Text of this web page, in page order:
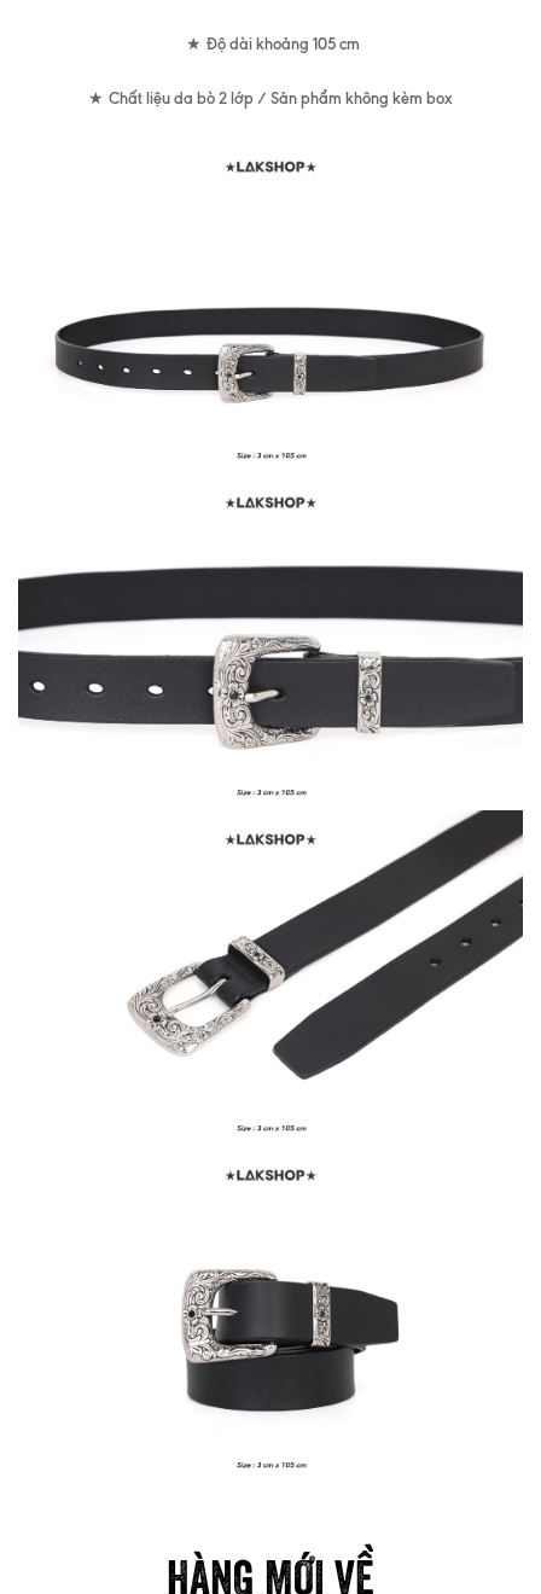
★ Độ dài khoảng 105 cm
★ Chất liệu da bò 2 lớp / Sản phẩm không kèm box
HÀNG MỚI VỀ